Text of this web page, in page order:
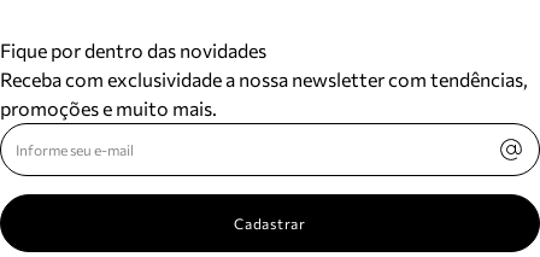
Fique por dentro das novidades
Receba com exclusividade a nossa newsletter com tendências,
promoções e muito mais.
Cadastrar